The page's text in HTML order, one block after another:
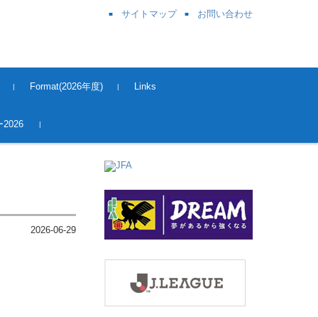
サイトマップ お問い合わせ
Format(2026年度) Links
2026
2026-06-29